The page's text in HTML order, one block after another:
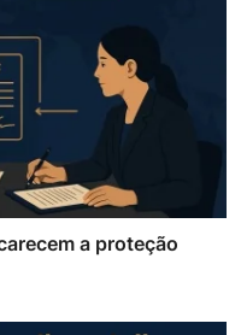
a proteção